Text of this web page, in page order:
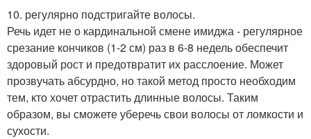
10. регулярно подстригайте волосы.
Речь идет не о кардинальной смене имиджа - регулярное
срезание кончиков (1-2 см) раз в 6-8 недель обеспечит
здоровый рост и предотвратит их расслоение. Может
прозвучать абсурдно, но такой метод просто необходим
тем, кто хочет отрастить длинные волосы. Таким
образом, вы сможете уберечь свои волосы от ломкости и
сухости.